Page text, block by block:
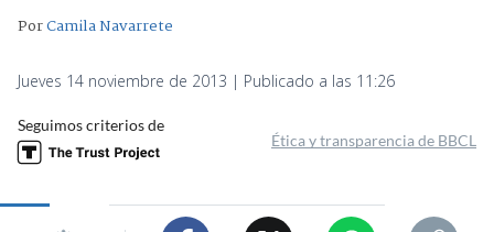
PorCamila Navarrete
Jueves 14 noviembre de 2013 | Publicado a las 11:26
Seguimos criterios de
Ética y transparencia de BBCL